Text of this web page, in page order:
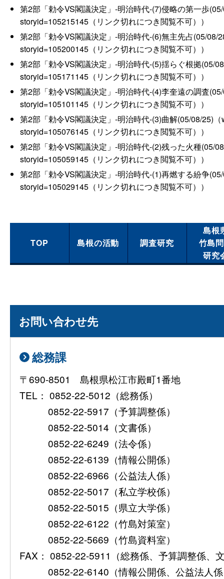
第2部「勅令VS閣議決定」-明治時代-(7)侵略の第一歩
storyid=105215145（リンク切れにつき閲覧不可））
第2部「勅令VS閣議決定」-明治時代-(6)無主先占(05/
storyid=105200145（リンク切れにつき閲覧不可））
第2部「勅令VS閣議決定」-明治時代-(5)揺らぐ根拠(05/
storyid=105171145（リンク切れにつき閲覧不可））
第2部「勅令VS閣議決定」-明治時代-(4)李奎遠の調査
storyid=105101145（リンク切れにつき閲覧不可））
第2部「勅令VS閣議決定」-明治時代-(3)曲解(05/08/25)
storyid=105076145（リンク切れにつき閲覧不可））
第2部「勅令VS閣議決定」-明治時代-(2)残った火種(05/
storyid=105059145（リンク切れにつき閲覧不可））
第2部「勅令VS閣議決定」-明治時代-(1)再燃する紛争
storyid=105029145（リンク切れにつき閲覧不可））
TOP 島根の活動 調査研究
島根
竹島
研究
お問い合わせ先
総務課
〒690-8501 島根県松江市殿町1番地
TEL： 0852-22-5012（総務係）
0852-22-5917（予算調整係）
0852-22-5014（文書係）
0852-22-6249（法令係）
0852-22-6139（情報公開係）
0852-22-6966（公益法人係）
0852-22-5017（私立学校係）
0852-22-5015（県立大学係）
0852-22-6122（竹島対策室）
0852-22-5669（竹島資料室）
FAX： 0852-22-5911（総務係、予算調整係、
0852-22-6140（情報公開係、公益法人